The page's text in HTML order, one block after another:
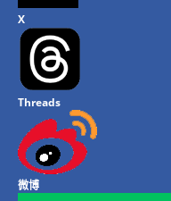
X
Threads
微博